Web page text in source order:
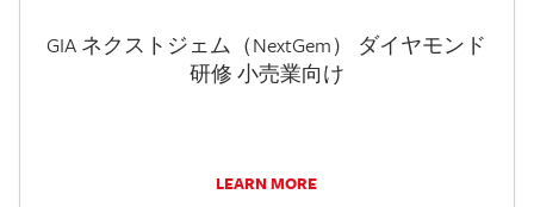
GIA ネクストジェム（NextGem） ダイヤモンド
研修 小売業向け
LEARN MORE